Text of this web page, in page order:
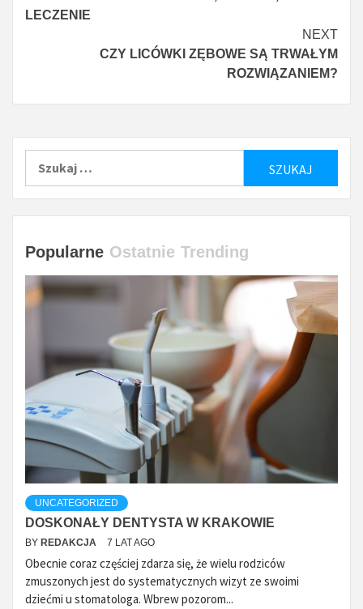
więcej
LECZENIE
NEXT
CZY LICÓWKI ZĘBOWE SĄ TRWAŁYM
ROZWIĄZANIEM?
Popularne Ostatnie Trending
UNCATEGORIZED
DOSKONAŁY DENTYSTA W KRAKOWIE
BY REDAKCJA 7 LAT AGO
Obecnie coraz częściej zdarza się, że wielu rodziców
zmuszonych jest do systematycznych wizyt ze swoimi
dziećmi u stomatologa. Wbrew pozorom...